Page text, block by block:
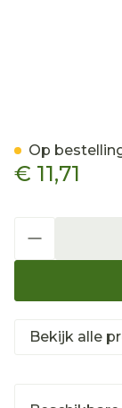
€ 11,71
Op
Bekijk alle